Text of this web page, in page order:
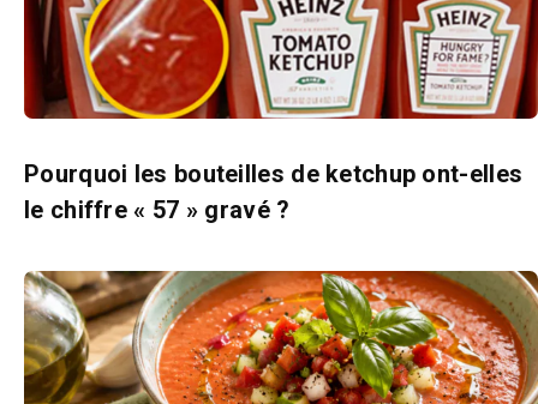
Pourquoi les bouteilles de ketchup ont-elles
le chiffre « 57 » gravé ?